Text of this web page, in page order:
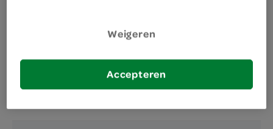
zo is chocolade bedoeld
Weigeren
Accepteren